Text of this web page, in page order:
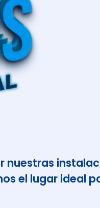
nuestras
el lugar ideal